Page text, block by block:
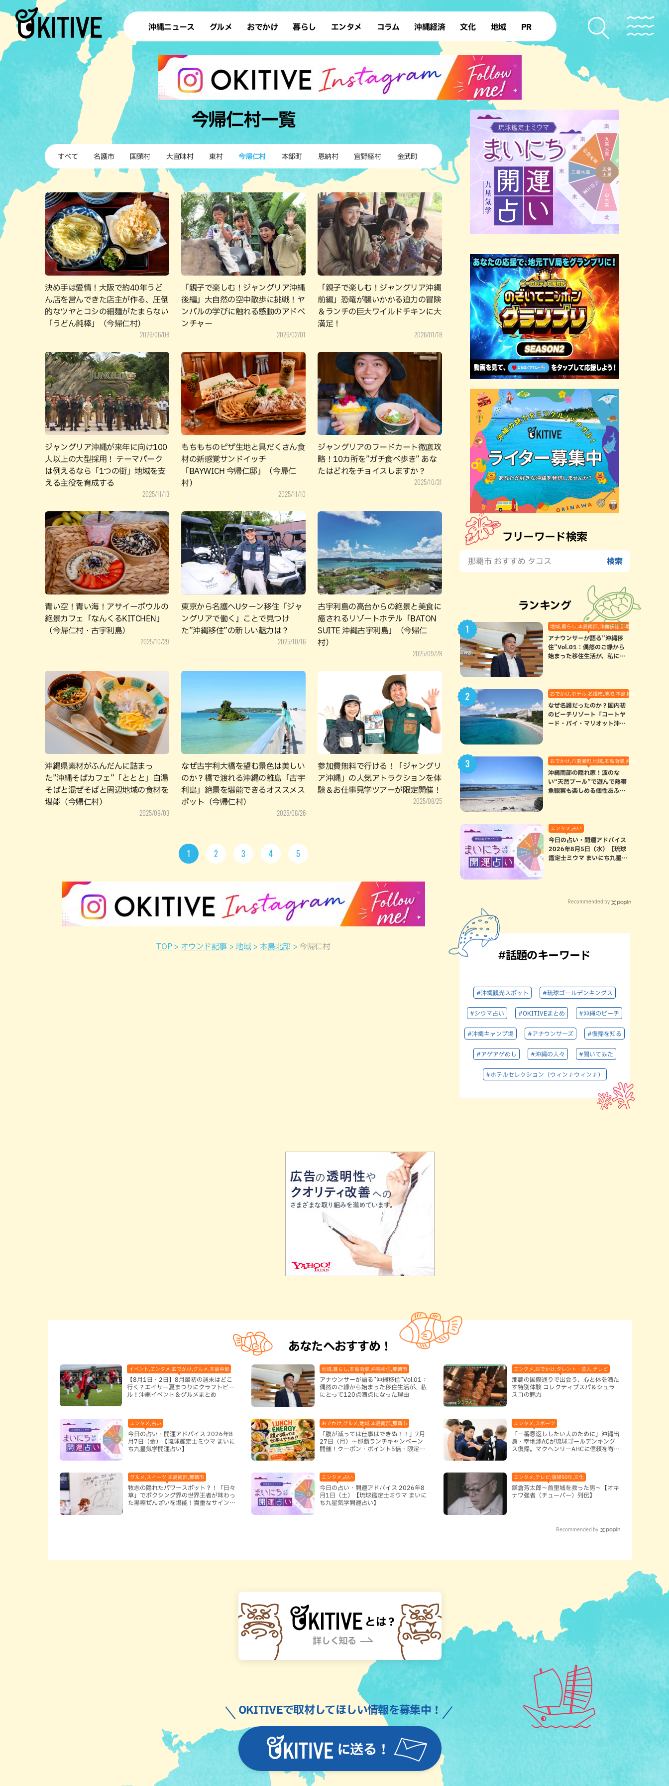
沖縄ニュース グルメ
ラーメン 沖縄そば
テイクアウト カフェ
すし・魚料理 和食・日本料理
沖縄料理 アジア・エスニック
ステーキ・焼肉 焼鳥・串料理
その他の肉料理 居酒屋・バー
ブッフェ・バイキング スイーツ
パン カレー
ハンバーガー タコス・タコライス
おでかけ
デート ドライブ
散歩 ソロ活
歴史
サウナ 公園
暮らし
レシピ SDGs
ファッション ローカルニュース
沖縄移住 沖縄旧暦行事
エンタメ
スポーツ 占い
タレント・芸人 テレビ
コラム 沖縄経済 文化
復帰50年
地域
本島北部
本島南部 先島諸島
北部離島
PR
今帰仁村一覧
すべて 名護市 国頭村 大宜味村 東村 今帰仁村 本部町 恩納村 宜野座村 金武町
決め手は愛情！大阪で約40年うど
ん店を営んできた店主が作る、圧倒
的なツヤとコシの細麺がたまらない
「うどん飩棒」（今帰仁村）
2026/06/08
「親子で楽しむ！ジャングリア沖縄
後編」大自然の空中散歩に挑戦！ヤ
ンバルの学びに触れる感動のアドベ
ンチャー
2026/02/01
「親子で楽しむ！ジャングリア沖縄
前編」恐竜が襲いかかる迫力の冒険
＆ランチの巨大ワイルドチキンに大
満足！
2026/01/18
ジャングリア沖縄が来年に向け100
人以上の大型採用！ テーマパーク
は例えるなら「1つの街」地域を支
える主役を育成する
2025/11/13
もちもちのピザ生地と具だくさん食
材の新感覚サンドイッチ
「BAYWICH 今帰仁邸」（今帰仁
村）
2025/11/10
ジャングリアのフードカート徹底攻
略！10カ所を”ガチ食べ歩き” あな
たはどれをチョイスしますか？
2025/10/31
青い空！青い海！アサイーボウルの
絶景カフェ「なんくるKITCHEN」
（今帰仁村・古宇利島）
2025/10/29
東京から名護へUターン移住「ジャ
ングリアで働く」ことで見つけ
た”沖縄移住”の新しい魅力は？
2025/10/16
古宇利島の高台からの絶景と美食に
癒されるリゾートホテル「BATON
SUITE 沖縄古宇利島」（今帰仁
村）
2025/09/28
沖縄県素材がふんだんに詰まっ
た”沖縄そばカフェ”「ととと」白湯
そばと混ぜそばと周辺地域の食材を
堪能（今帰仁村）
2025/09/03
なぜ古宇利大橋を望む景色は美しい
のか？橋で渡れる沖縄の離島「古宇
利島」絶景を堪能できるオススメス
ポット（今帰仁村）
2025/08/26
参加費無料で行ける！「ジャングリ
ア沖縄」の人気アトラクションを体
験＆お仕事見学ツアーが限定開催！
2025/08/25
1 2 3 4 5
TOP オウンド記事 地域 本島北部 今帰仁村
フリーワード検索
ランキング
地域,暮らし,本島南部,沖縄移住,那覇市
アナウンサーが語る”沖縄移
住”Vol.01：偶然のご縁から
始まった移住生活が、私にと
おでかけ,ホテル,名護市,地域,本島北部
なぜ名護だったのか？国内初
のビーチリゾート「コートヤ
ード・バイ・マリオット沖縄
おでかけ,八重瀬町,地域,本島南部,沖縄の海,自然
沖縄南部の隠れ家！波のな
い“天然プール”で遊んで熱帯
魚観察も楽しめる個性あふれ
エンタメ,占い
今日の占い・開運アドバイス
2026年8月5日（水）【琉球
鑑定士ミウマ まいにち九星気
Recommended by
#話題のキーワード
#沖縄観光スポット #琉球ゴールデンキングス
#シウマ占い #OKITIVEまとめ #沖縄のビーチ
#沖縄キャンプ場 #アナウンサーズ #復帰を知る
#アゲアゲめし #沖縄の人々 #聞いてみた
#ホテルセレクション（ウィン♪ウィン♪）
あなたへおすすめ！
イベント,エンタメ,おでかけ,グルメ,本島中部,本島北部,本島南部
【8月1日・2日】8月最初の週末はどこ
行く？エイサー夏まつりにクラフトビー
ル！沖縄イベント＆グルメまとめ
地域,暮らし,本島南部,沖縄移住,那覇市
アナウンサーが語る”沖縄移住”Vol.01：
偶然のご縁から始まった移住生活が、私
にとって120点満点になった理由
エンタメ,おでかけ,タレント・芸人,テレビ
那覇の国際通りで出会う、心と体を満た
す特別体験 コレクティブスパ＆シュラ
スコの魅力
エンタメ,占い
今日の占い・開運アドバイス 2026年8
月7日（金）【琉球鑑定士ミウマ まいに
ち九星気学開運占い】
おでかけ,グルメ,地域,本島南部,那覇市
「腹が減っては仕事はできぬ！！」7月
27日（月）〜那覇ランチキャンペーン
開催！クーポン・ポイント5倍・限定グ
エンタメ,スポーツ
「一番恩返ししたい人のために」沖縄出
身・幸地渉ACが琉球ゴールデンキング
ス復帰。マクヘンリーAHCに信頼を寄せ
グルメ,スイーツ,本島南部,那覇市
牧志の隠れたパワースポット？！「日々
草」でボクシング界の世界王者が味わっ
た黒糖ぜんざいを堪能！貴重なサインと
エンタメ,占い
今日の占い・開運アドバイス 2026年8
月1日（土）【琉球鑑定士ミウマ まいに
ち九星気学開運占い】
エンタメ,テレビ,復帰50年,文化
鎌倉芳太郎～首里城を救った男～【オキ
ナワ強者（チューバー）列伝】
Recommended by
に送る！
OKITIVEで取材してほしい情報を募集中！